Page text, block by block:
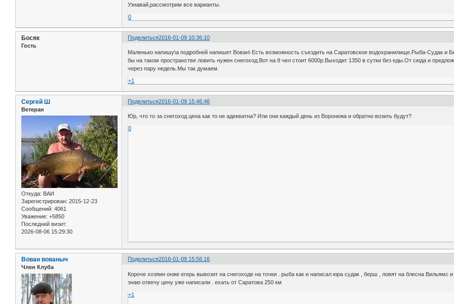
Узнавай,рассмотрим все варианты.
0
Поделиться2016-01-09 10:36:10
Босяк
Гость
Маленько напишу\а подробней напишет Вован\ Есть возможность съездить на Саратовское водохранилище.Рыба-Судак и
бы на таком пространстве ловить нужен снегоход.Вот на 8 чел стоит 6000р.Выходит 1350 в сутки без еды.От сюда и
через пару недель.Мы так думаем.
+1
Поделиться2016-01-09 15:46:46
Сергей Ш
Ветеран
Откуда: ВАИ
Зарегистрирован: 2015-12-23
Сообщений: 4061
Уважение: +5850
Последний визит:
2026-08-06 15:29:30
Юр, что то за снегоход цена как то не адекватна? Или они каждый день из Воронежа и обратно возить будут?
0
Поделиться2016-01-09 15:56:16
Вован вованыч
Член Клуба
Короче хозяин онже егерь вывозит на снегоходе на точки . рыба как и написал юра судак , берш , ловят на блесна
знаю отвечу цену уже написали . ехать от Саратова 250 км
+1